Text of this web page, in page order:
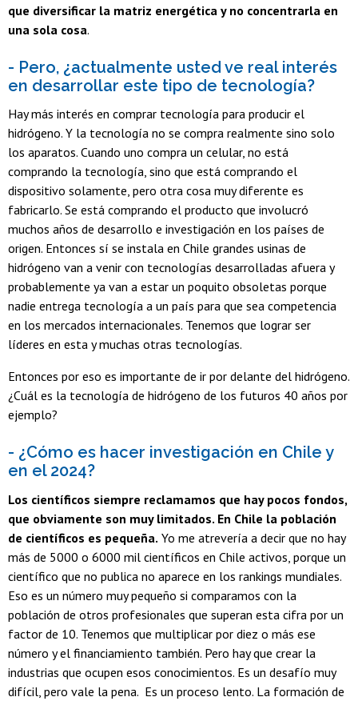
que diversificar la matriz energética y no concentrarla en
una sola cosa.
- Pero, ¿actualmente usted ve real interés
en desarrollar este tipo de tecnología?
Hay más interés en comprar tecnología para producir el
hidrógeno. Y la tecnología no se compra realmente sino solo
los aparatos. Cuando uno compra un celular, no está
comprando la tecnología, sino que está comprando el
dispositivo solamente, pero otra cosa muy diferente es
fabricarlo. Se está comprando el producto que involucró
muchos años de desarrollo e investigación en los países de
origen. Entonces sí se instala en Chile grandes usinas de
hidrógeno van a venir con tecnologías desarrolladas afuera y
probablemente ya van a estar un poquito obsoletas porque
nadie entrega tecnología a un país para que sea competencia
en los mercados internacionales. Tenemos que lograr ser
líderes en esta y muchas otras tecnologías.
Entonces por eso es importante de ir por delante del hidrógeno.
¿Cuál es la tecnología de hidrógeno de los futuros 40 años por
ejemplo?
- ¿Cómo es hacer investigación en Chile y
en el 2024?
Los científicos siempre reclamamos que hay pocos fondos,
que obviamente son muy limitados. En Chile la población
de científicos es pequeña. Yo me atrevería a decir que no hay
más de 5000 o 6000 mil científicos en Chile activos, porque un
científico que no publica no aparece en los rankings mundiales.
Eso es un número muy pequeño si comparamos con la
población de otros profesionales que superan esta cifra por un
factor de 10. Tenemos que multiplicar por diez o más ese
número y el financiamiento también. Pero hay que crear la
industrias que ocupen esos conocimientos. Es un desafío muy
difícil, pero vale la pena. Es un proceso lento. La formación de